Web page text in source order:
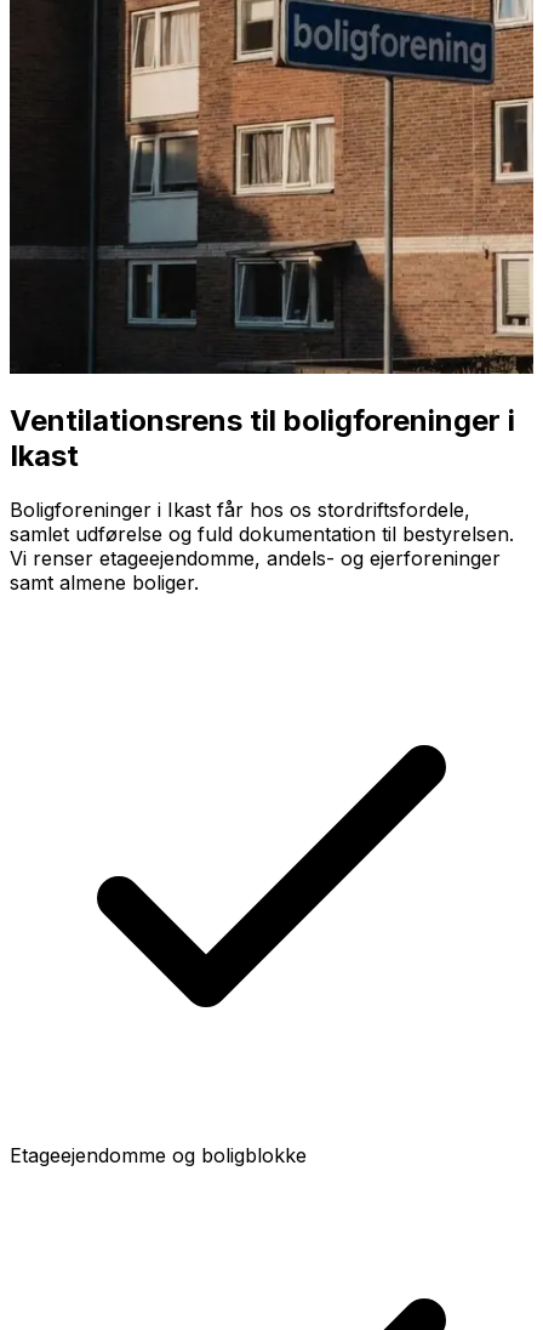
Ventilationsrens til boligforeninger i
Ikast
Boligforeninger i Ikast får hos os stordriftsfordele,
samlet udførelse og fuld dokumentation til bestyrelsen.
Vi renser etageejendomme, andels- og ejerforeninger
samt almene boliger.
Etageejendomme og boligblokke